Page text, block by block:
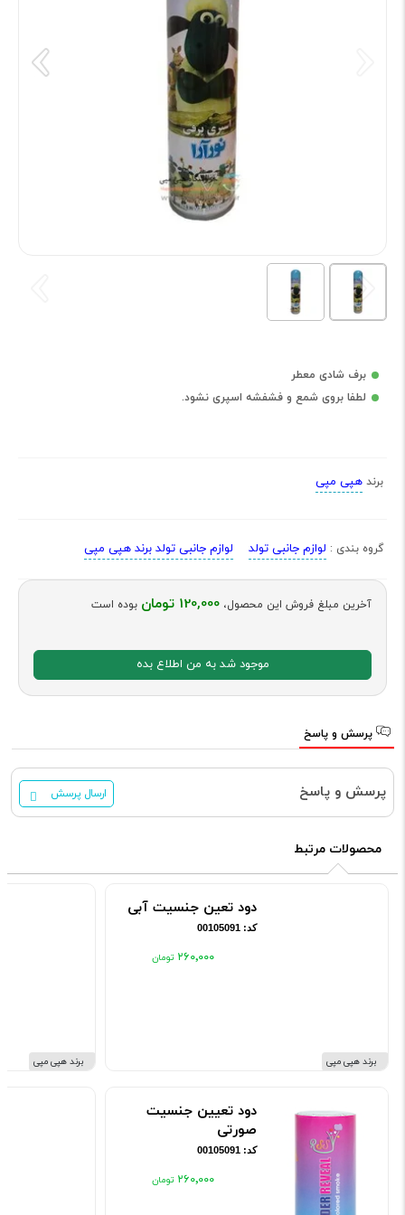
برف شادی معطر
لطفا بروی شمع و فشفشه اسپری نشود.
برند هپی مپی
گروه بندی : لوازم جانبی تولد لوازم جانبی تولد برند هپی مپی
آخرین مبلغ فروش این محصول، 120,000 تومان بوده است
موجود شد به من اطلاع بده
پرسش و پاسخ
پرسش و پاسخ ارسال پرسش
محصولات مرتبط
برند هپی مپی
دود تعین جنسیت آبی
کد: 00105091
۲۶۰٬۰۰۰
دود تعیین جنسیت
صورتی
کد: 00105091
۲۶۰٬۰۰۰
برند هپی مپی